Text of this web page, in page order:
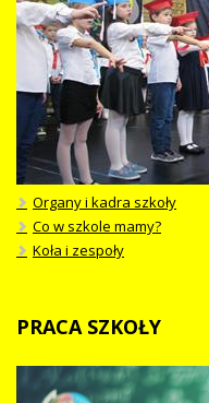
Organy i kadra szkoły
Co w szkole mamy?
Koła i zespoły
PRACA SZKOŁY